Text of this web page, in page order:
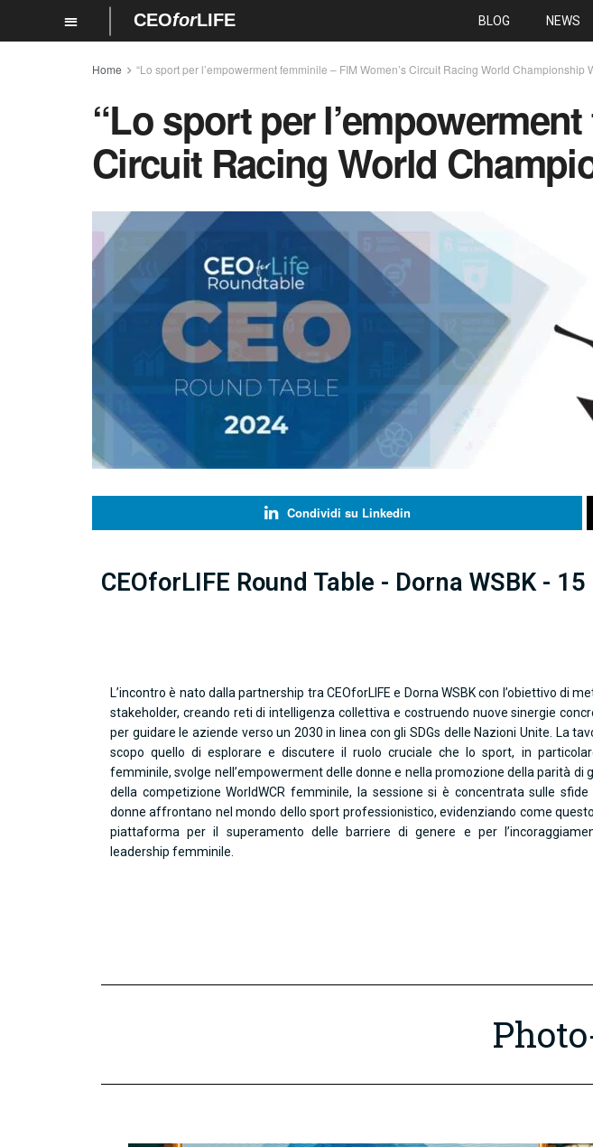
CEOforLIFE BLOG NEWS
Home “Lo sport per l’empowerment femminile – FIM Women’s Circuit Racing World Championship
“Lo sport per
Circuit Racing World
Condividi su Linkedin
CEOforLIFE Round Table - Dorna WSBK -
L’incontro è nato dalla partnership tra CEOforLIFE e Dorna WSBK con l’obiettivo di
stakeholder, creando reti di intelligenza collettiva e costruendo nuove sinergie
per guidare le aziende verso un 2030 in linea con gli SDGs delle Nazioni Unite. La
scopo quello di esplorare e discutere il ruolo cruciale che lo sport, in
femminile, svolge nell’empowerment delle donne e nella promozione della parità di
della competizione WorldWCR femminile, la sessione si è concentrata sulle
donne affrontano nel mondo dello sport professionistico, evidenziando come
piattaforma per il superamento delle barriere di genere e per
leadership femminile.